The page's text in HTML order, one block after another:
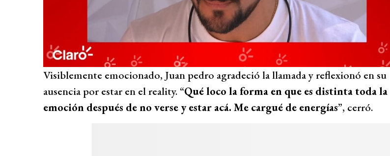
Visiblemente emocionado, Juan pedro agradeció la llamada y reflexionó en su
ausencia por estar en el reality. “Qué loco la forma en que es distinta toda la
emoción después de no verse y estar acá. Me cargué de energías”, cerró.